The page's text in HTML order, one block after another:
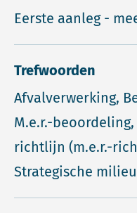
Eerste aanleg -
Trefwoorden
Afvalverwerking,
M.e.r.-
richtlijn (m.e.r.-
Strategische